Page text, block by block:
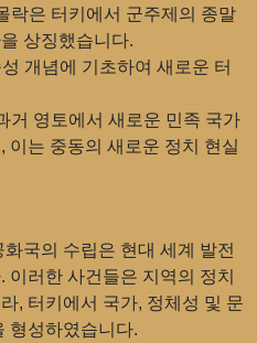
락은 터키에서 군주제의 종말
상징했습니다.
개념에 기초하여 새로운 터
거 영토에서 새로운 민족 국가
이는 중동의 새로운 정치 현실
국의 수립은 현대 세계 발전
러한 사건들은 지역의 정치
, 터키에서 국가, 정체성 및 문
형성하였습니다.